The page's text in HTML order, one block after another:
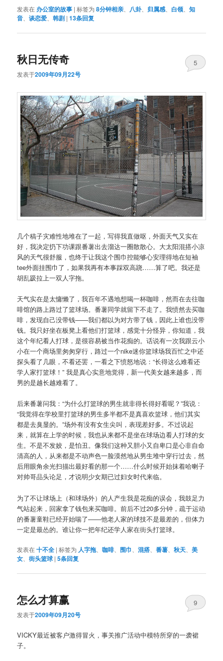
发表在 办公室的故事 |标签为 8分钟相亲 八卦 归属感 白领 、知
音 、谈恋爱 、韩剧 |13条回复
秋日无传奇
发表于2009年09月22号
5
几个稿子灾难性地堆在了一起，写得我直做呕，外面天气又实在
好，我决定扔下功课跟番薯出去溜达一圈散散心。大太阳混搭小凉
风的天气很舒服，也终于让我这个围巾控能够心安理得地在短袖
tee外面挂围巾了，如果我再有本事踩双高跷……算了吧。我还是
胡乱趿拉上一双人字拖。
天气实在是太慵懒了，我百年不遇地想喝一杯咖啡，然而在去往咖
啡馆的路上路过了篮球场。番薯同学就留下不走了。我愤然去买咖
啡，发现自己没带钱——我们都以为对方带了钱，因此上谁也没带
钱。我只好坐在板凳上看他们打篮球，感觉十分怪异，你知道，我
这个年纪看人打球，是很容易被当作花痴的。话说有一次我跟云小
小在一个商场里匆匆穿行，路过一个nike迷你篮球场我百忙之中还
探头看了几眼，不看还罢，一看之下愤怒地说：“长得这么难看还
学人家打篮球！” 我是真心实意地觉得，新一代美女越来越多，而
男的是越长越难看了。
后来番薯问我：“为什么打篮球的男生就非得长得好看呢？”我说：
“我觉得在学校里打篮球的男生多半都不是真喜欢篮球，他们其实
都是去臭显的。”场外有没有女生尖叫，表现差好多。不过说起
来，就算在上学的时候，我也从来都不是坐在球场边看人打球的女
生。不是不发姣，是怕丑。像我们这种又胆小又自卑口是心非自命
清高的人，从来都是不动声色一脸漠然地从男生堆中穿行过去，然
后用眼角余光扫描出最好看的那一个……什么时候开始抹着哈喇子
对帅哥品头论足，才说明少女期已过妇女时代来临。
为了不让球场上（和球场外）的人产生我是花痴的误会，我鼓足力
气站起来，回家拿了钱包来买咖啡。前后不过20多分钟，疏于运动
的番薯童鞋已经开始喘了——他老人家的球技不是最差的，但体力
一定是最怂的。谁让你一把年纪还学人家在街头打篮球。
发表在十不全 |标签为 人字拖、咖啡 围巾 、混搭 、番薯 、秋天 、美
女 、街头篮球 |5条回复
怎么才算赢
发表于2009年09月20号
9
VICKY最近被客户激得冒火，事关推广活动中模特所穿的一袭裙
子。